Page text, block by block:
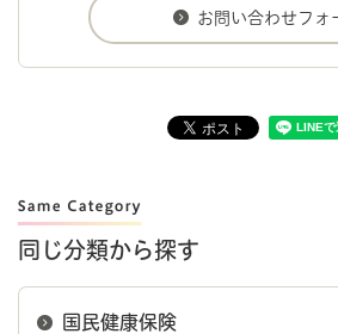
同じ分類から探す
国民健康保険